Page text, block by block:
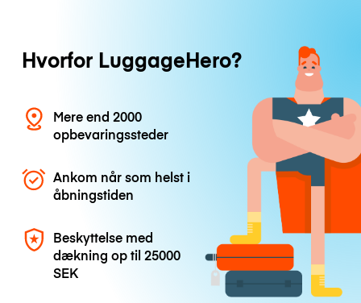
Hvorfor LuggageHero?
Mere end 2000
opbevaringssteder
Ankom når som helst i
åbningstiden
Beskyttelse med
dækning op til25000
SEK